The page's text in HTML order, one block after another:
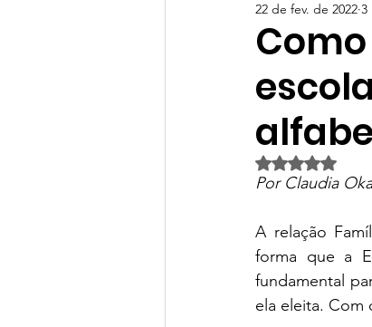
Ensino Fundamental
Colégio João Paulo I - JOPA
Colégio Itatiaia | SchoolAdvisor
Green Book School |
Colégio BIS | SchoolAdvisor
22 de fev. de 2022 3
Avaliado
Por Claudia
A relação
forma que a
fundamental
ela eleita. Com